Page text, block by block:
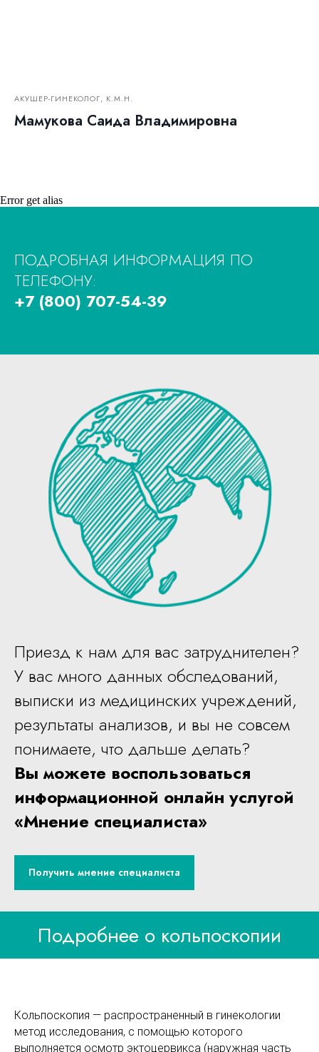
АКУШЕР-ГИНЕКОЛОГ, К.М.Н.
Мамукова Саида Владимировна
Error get alias
ПОДРОБНАЯ ИНФОРМАЦИЯ ПО
ТЕЛЕФОНУ:
+7 (800) 707-54-39
Приезд к нам для вас затруднителен?
У вас много данных обследований,
выписки из медицинских учреждений,
результаты анализов, и вы не совсем
понимаете, что дальше делать?
Вы можете воспользоваться
информационной онлайн услугой
«Мнение специалиста»
Получить мнение специалиста
Подробнее о кольпоскопии
Кольпоскопия — распространенный в гинекологии
метод исследования, с помощью которого
выполняется осмотр эктоцервикса (наружная часть